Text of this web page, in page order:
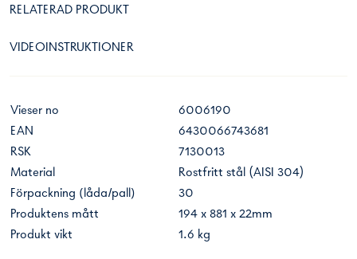
RELATERAD PRODUKT
VIDEOINSTRUKTIONER
Vieser no
6006190
EAN
6430066743681
RSK
7130013
Material
Rostfritt stål (AISI 304)
Förpackning (låda/pall)
30
Produktens mått
194 x 881 x 22mm
Produkt vikt
1.6 kg